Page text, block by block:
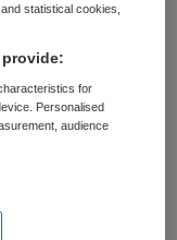
statistical cookies,
for
Personalised
audience